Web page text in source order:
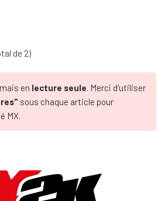
de 2)
en lecture seule. Merci d'utiliser
sous chaque article pour
MX.